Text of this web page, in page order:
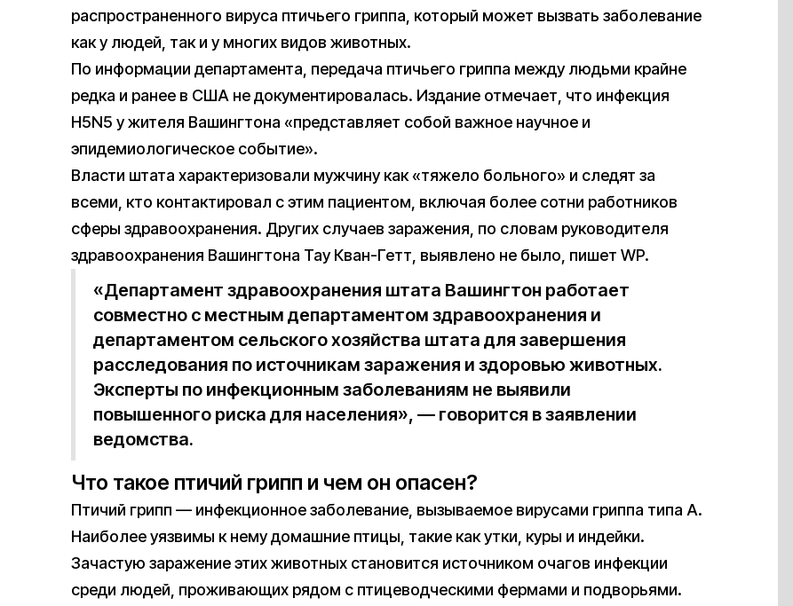
распространенного вируса птичьего гриппа, который может вызвать заболевание
как у людей, так и у многих видов животных.
По информации департамента, передача птичьего гриппа между людьми крайне
редка и ранее в США не документировалась. Издание отмечает, что инфекция
H5N5 у жителя Вашингтона «представляет собой важное научное и
эпидемиологическое событие».
Власти штата характеризовали мужчину как «тяжело больного» и следят за
всеми, кто контактировал с этим пациентом, включая более сотни работников
сферы здравоохранения. Других случаев заражения, по словам руководителя
здравоохранения Вашингтона Тау Кван-Гетт, выявлено не было, пишет WP.
«Департамент здравоохранения штата Вашингтон работает
совместно с местным департаментом здравоохранения и
департаментом сельского хозяйства штата для завершения
расследования по источникам заражения и здоровью животных.
Эксперты по инфекционным заболеваниям не выявили
повышенного риска для населения», — говорится в заявлении
ведомства.
Что такое птичий грипп и чем он опасен?
Птичий грипп — инфекционное заболевание, вызываемое вирусами гриппа типа А.
Наиболее уязвимы к нему домашние птицы, такие как утки, куры и индейки.
Зачастую заражение этих животных становится источником очагов инфекции
среди людей, проживающих рядом с птицеводческими фермами и подворьями.